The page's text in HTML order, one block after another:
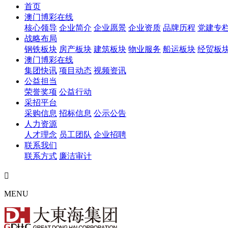
首页
澳门博彩在线
核心领导 企业简介 企业愿景 企业资质 品牌历程 党建专
战略布局
钢铁板块 房产板块 建筑板块 物业服务 船运板块 经贸板
澳门博彩在线
集团快讯 项目动态 视频资讯
公益担当
荣誉奖项 公益行动
采招平台
采购信息 招标信息 公示公告
人力资源
人才理念 员工团队 企业招聘
联系我们
联系方式 廉洁审计

MENU